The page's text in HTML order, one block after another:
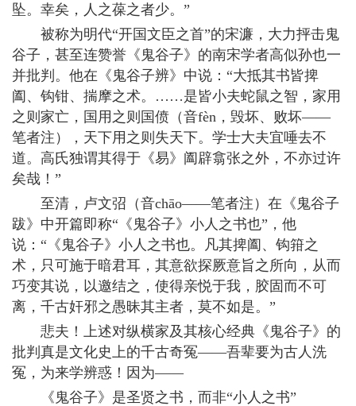
坠。幸矣，人之葆之者少。”
被称为明代“开国文臣之首”的宋濂，大力抨击鬼
谷子，甚至连赞誉《鬼谷子》的南宋学者高似孙也一
并批判。他在《鬼谷子辨》中说：“大抵其书皆捭
阖、钩钳、揣摩之术。……是皆小夫蛇鼠之智，家用
之则家亡，国用之则国偾（音fèn，毁坏、败坏——
笔者注），天下用之则失天下。学士大夫宜唾去不
道。高氏独谓其得于《易》阖辟翕张之外，不亦过许
矣哉！”
至清，卢文弨（音chāo——笔者注）在《鬼谷子
跋》中开篇即称“《鬼谷子》小人之书也”，他
说：“《鬼谷子》小人之书也。凡其捭阖、钩箝之
术，只可施于暗君耳，其意欲探厥意旨之所向，从而
巧变其说，以邀结之，使得亲悦于我，胶固而不可
离，千古奸邪之愚昧其主者，莫不如是。”
悲夫！上述对纵横家及其核心经典《鬼谷子》的
批判真是文化史上的千古奇冤——吾辈要为古人洗
冤，为来学辨惑！因为——
《鬼谷子》是圣贤之书，而非“小人之书”